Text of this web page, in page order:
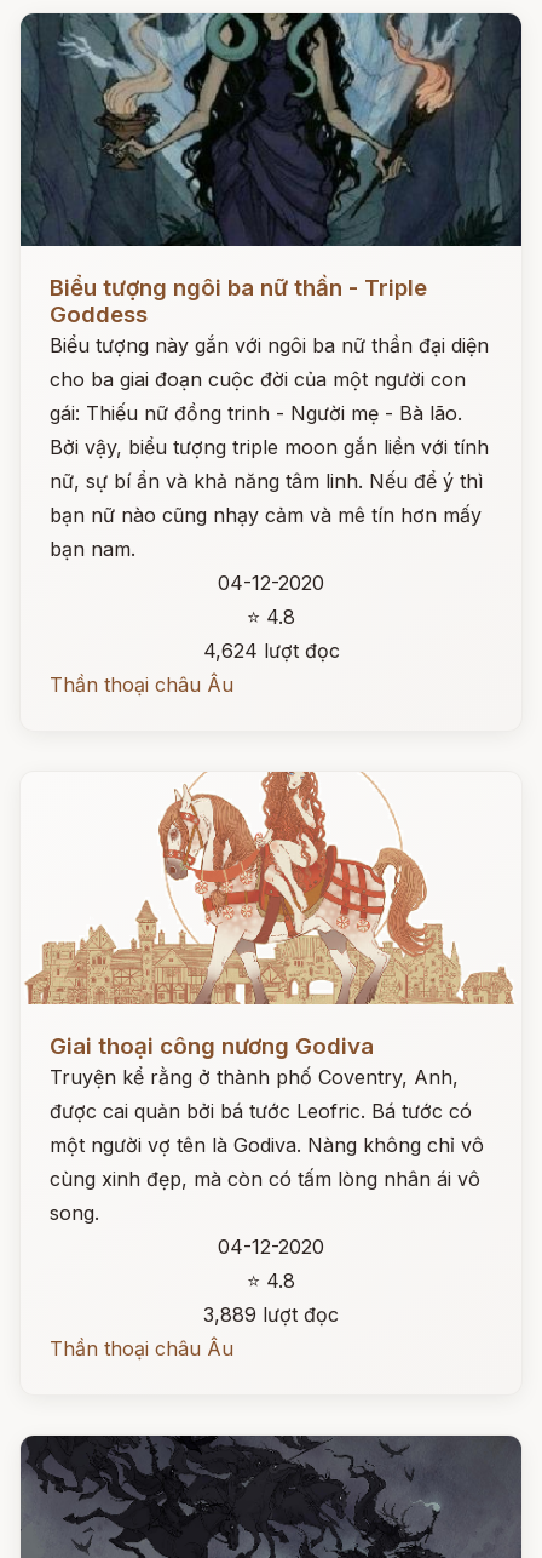
Đọc ngay
Biểu tượng ngôi ba nữ thần - Triple
Goddess
Biểu tượng này gắn với ngôi ba nữ thần đại diện
cho ba giai đoạn cuộc đời của một người con
gái: Thiếu nữ đồng trinh - Người mẹ - Bà lão.
Bởi vậy, biểu tượng triple moon gắn liền với tính
nữ, sự bí ẩn và khả năng tâm linh. Nếu để ý thì
bạn nữ nào cũng nhạy cảm và mê tín hơn mấy
bạn nam.
04-12-2020
⭐ 4.8
4,624 lượt đọc
Thần thoại châu Âu
Giai thoại công nương Godiva
Truyện kể rằng ở thành phố Coventry, Anh,
được cai quản bởi bá tước Leofric. Bá tước có
một người vợ tên là Godiva. Nàng không chỉ vô
cùng xinh đẹp, mà còn có tấm lòng nhân ái vô
song.
04-12-2020
⭐ 4.8
3,889 lượt đọc
Thần thoại châu Âu